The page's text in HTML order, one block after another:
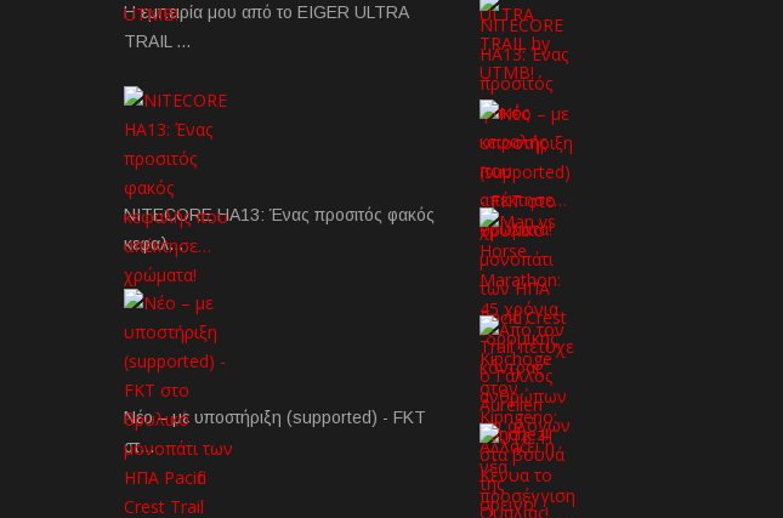
Η εμπειρία μου από το EIGER ULTRA
TRAIL …
NITECORE HA13: Ένας προσιτός φακός
κεφαλ…
Νέο – με υποστήριξη (supported) - FKT
στ…